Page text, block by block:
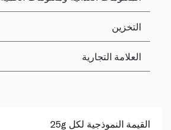
التخزين
العلامة التجارية
القيمة النموذجية لكل 25g